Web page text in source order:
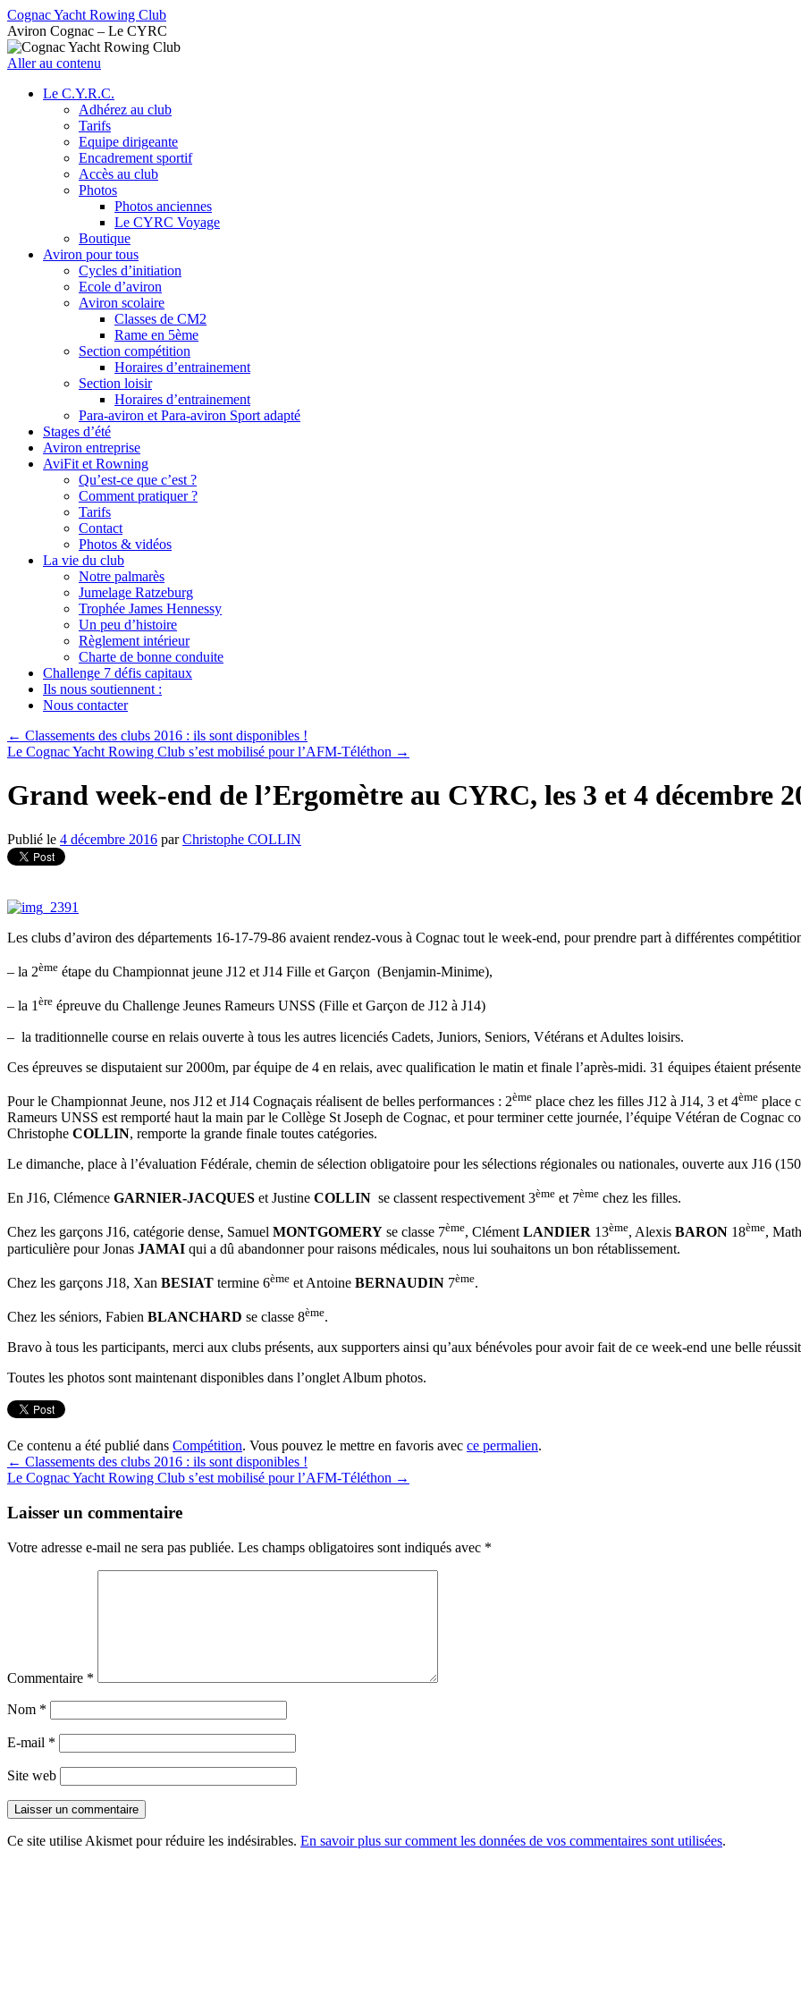
Cognac Yacht Rowing Club
Aviron Cognac – Le CYRC
Aller au contenu
Le C.Y.R.C.
Adhérez au club
Tarifs
Equipe dirigeante
Encadrement sportif
Accès au club
Photos
Photos anciennes
Le CYRC Voyage
Boutique
Aviron pour tous
Cycles d’initiation
Ecole d’aviron
Aviron scolaire
Classes de CM2
Rame en 5ème
Section compétition
Horaires d’entrainement
Section loisir
Horaires d’entrainement
Para-aviron et Para-aviron Sport adapté
Stages d’été
Aviron entreprise
AviFit et Rowning
Qu’est-ce que c’est ?
Comment pratiquer ?
Tarifs
Contact
Photos & vidéos
La vie du club
Notre palmarès
Jumelage Ratzeburg
Trophée James Hennessy
Un peu d’histoire
Règlement intérieur
Charte de bonne conduite
Challenge 7 défis capitaux
Ils nous soutiennent :
Nous contacter
← Classements des clubs 2016 : ils sont disponibles !
Le Cognac Yacht Rowing Club s’est mobilisé pour l’AFM-Téléthon →
Grand week-end de l’Ergomètre au CYRC, les 3 et 4 décembre
Publié le 4 décembre 2016 par Christophe COLLIN
Les clubs d’aviron des départements 16-17-79-86 avaient rendez-vous à Cognac tout le week-end, pour prendre part à différentes
– la 2ème étape du Championnat jeune J12 et J14 Fille et Garçon (Benjamin-Minime),
– la 1ère épreuve du Challenge Jeunes Rameurs UNSS (Fille et Garçon de J12 à J14)
– la traditionnelle course en relais ouverte à tous les autres licenciés Cadets, Juniors, Seniors, Vétérans et Adultes loisirs.
Ces épreuves se disputaient sur 2000m, par équipe de 4 en relais, avec qualification le matin et finale l’après-midi. 31 équipes étaient
Pour le Championnat Jeune, nos J12 et J14 Cognaçais réalisent de belles performances : 2ème place chez les filles J12 à J14, 3 et 4ème place
Rameurs UNSS est remporté haut la main par le Collège St Joseph de Cognac, et pour terminer cette journée, l’équipe Vétéran de Cognac
Christophe COLLIN, remporte la grande finale toutes catégories.
Le dimanche, place à l’évaluation Fédérale, chemin de sélection obligatoire pour les sélections régionales ou nationales, ouverte aux J16
En J16, Clémence GARNIER-JACQUES et Justine COLLIN se classent respectivement 3ème et 7ème chez les filles.
Chez les garçons J16, catégorie dense, Samuel MONTGOMERY se classe 7ème, ClémentLANDIER 13ème, Alexis BARON 18ème,
particulière pour Jonas JAMAI qui a dû abandonner pour raisons médicales, nous lui souhaitons un bon rétablissement.
Chez les garçons J18, Xan BESIAT termine 6ème et Antoine BERNAUDIN 7ème.
Chez les séniors, Fabien BLANCHARD se classe 8ème.
Bravo à tous les participants, merci aux clubs présents, aux supporters ainsi qu’aux bénévoles pour avoir fait de ce week-end une belle
Toutes les photos sont maintenant disponibles dans l’onglet Album photos.
Ce contenu a été publié dans Compétition. Vous pouvez le mettre en favoris avec ce permalien.
← Classements des clubs 2016 : ils sont disponibles !
Le Cognac Yacht Rowing Club s’est mobilisé pour l’AFM-Téléthon →
Laisser un commentaire
Votre adresse e-mail ne sera pas publiée. Les champs obligatoires sont indiqués avec *
Commentaire *
Nom *
E-mail *
Site web
Ce site utilise Akismet pour réduire les indésirables. En savoir plus sur comment les données de vos commentaires sont utilisées.